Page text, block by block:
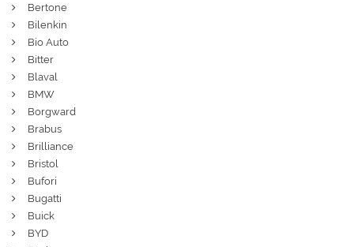
Bertone
Bilenkin
Bio Auto
Bitter
Blaval
BMW
Borgward
Brabus
Brilliance
Bristol
Bufori
Bugatti
Buick
BYD